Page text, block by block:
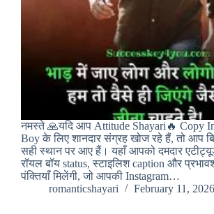
नमस्ते 🙏यदि आप Attitude Shayari🔥 Copy
Boy के लिए शानदार संग्रह खोज रहे हैं, तो आप
सही स्थान पर आए हैं। यहाँ आपको दमदार
रॉयल बॉय status, स्टाइलिश caption और
पंक्तियाँ मिलेंगी, जो आपकी Instagram…
romanticshayari
February 11, 2026